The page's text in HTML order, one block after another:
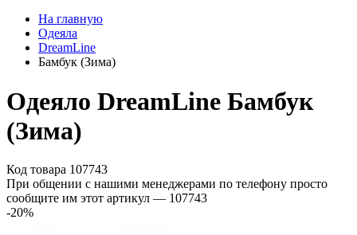
На главную
Одеяла
DreamLine
Бамбук (Зима)
Одеяло DreamLine Бамбук
(Зима)
Код товара 107743
При общении с нашими менеджерами по телефону просто
сообщите им этот артикул — 107743
-20%